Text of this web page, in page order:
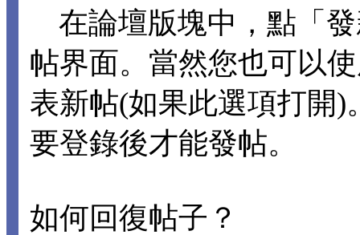
在論壇版塊中，點「
帖界面。當然您也可以
表新帖(如果此選項打開
要登錄後才能發帖。
如何回復帖子？